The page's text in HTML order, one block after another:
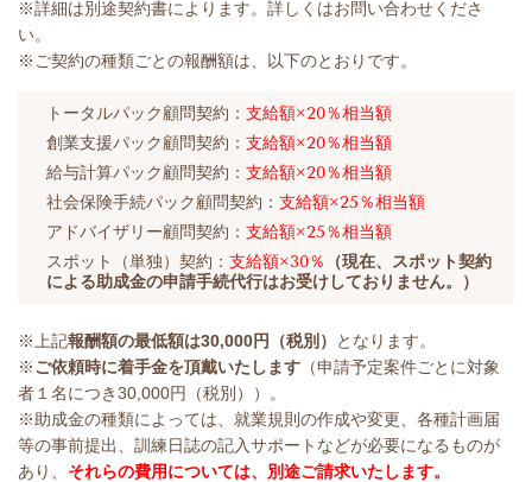
※詳細は別途契約書によります。詳しくはお問い合わせくださ
い。
※ご契約の種類ごとの報酬額は、以下のとおりです。
トータルパック顧問契約： 支給額×20％相当額
創業支援パック顧問契約： 支給額×20％相当額
給与計算パック顧問契約： 支給額×20％相当額
社会保険手続パック顧問契約： 支給額×25％相当額
アドバイザリー顧問契約： 支給額×25％相当額
スポット（単独）契約： 支給額×30％
（現在、スポット契約
による助成金の申請手続代行はお受けしておりません。）
※上記報酬額の最低額は30,000円（税別）
となります。
※ご依頼時に着手金を頂戴いたします （申請予定案件ごとに対象
者１名につき30,000円（税別））。
※助成金の種類によっては、就業規則の作成や変更、各種計画届
等の事前提出、訓練日誌の記入サポートなどが必要になるものが
あり、 それらの費用については、別途ご請求いたします。